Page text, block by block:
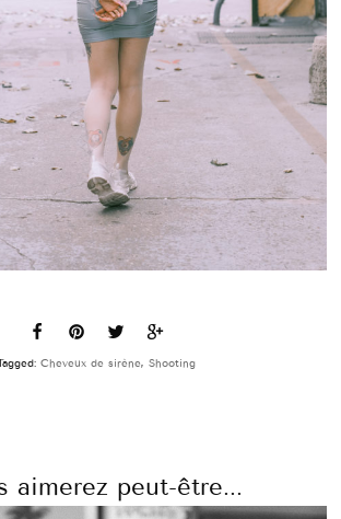
Cheveux de sirène, Shooting
aimerez peut-être...